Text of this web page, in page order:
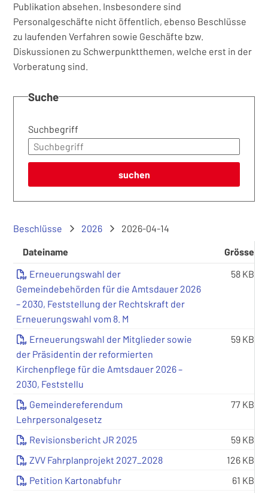
Publikation absehen. Insbesondere sind
Personalgeschäfte nicht öffentlich, ebenso Beschlüsse
zu laufenden Verfahren sowie Geschäfte bzw.
Diskussionen zu Schwerpunktthemen, welche erst in der
Vorberatung sind.
Suche
Suchbegriff
suchen
Beschlüsse 2026 2026-04-14
Dateiname
Grösse
Erneuerungswahl der
Gemeindebehörden für die Amtsdauer 2026
– 2030, Feststellung der Rechtskraft der
Erneuerungswahl vom 8. M
58 KB
Erneuerungswahl der Mitglieder sowie
der Präsidentin der reformierten
Kirchenpflege für die Amtsdauer 2026 –
2030, Feststellu
59 KB
Gemeindereferendum
Lehrpersonalgesetz
77 KB
Revisionsbericht JR 2025
59 KB
ZVV Fahrplanprojekt 2027_2028
126 KB
Petition Kartonabfuhr
61 KB